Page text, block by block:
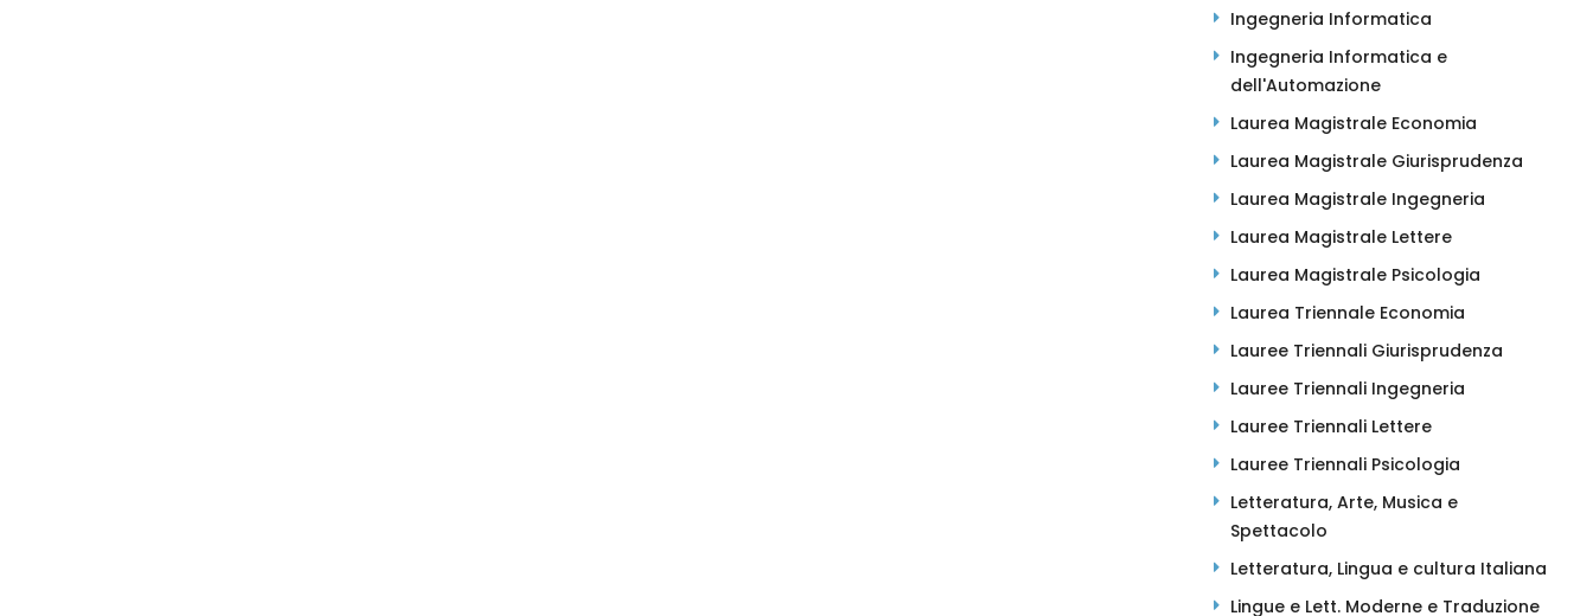
Ingegneria Informatica
Ingegneria Informatica e
dell'Automazione
Laurea Magistrale Economia
Laurea Magistrale Giurisprudenza
Laurea Magistrale Ingegneria
Laurea Magistrale Lettere
Laurea Magistrale Psicologia
Laurea Triennale Economia
Lauree Triennali Giurisprudenza
Lauree Triennali Ingegneria
Lauree Triennali Lettere
Lauree Triennali Psicologia
Letteratura, Arte, Musica e
Spettacolo
Letteratura, Lingua e cultura Italiana
Lingue e Lett. Moderne e Traduzione